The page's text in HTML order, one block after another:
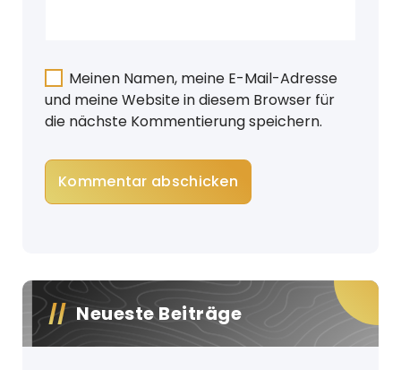
Meinen Namen, meine E-Mail-Adresse
und meine Website in diesem Browser für
die nächste Kommentierung speichern.
Neueste Beiträge